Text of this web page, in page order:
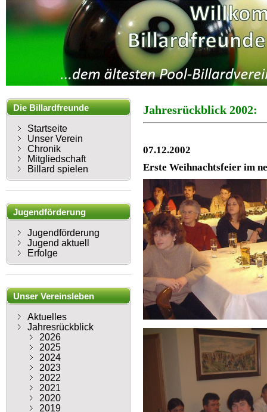
Die Billardfreunde
Mühlhausen
Startseite
Unser Verein
Chronik
Mitgliedschaft
Billard spielen
Jugendförderung
Jugendförderung
Jugend aktuell
Erfolge
Unser Vereinsleben
Aktuelles
Jahresrückblick
2026
2025
2024
2023
2022
2021
2020
2019
Jahresrückblick 2002:
07.12.2002
Erste Weihnachtsfeier im